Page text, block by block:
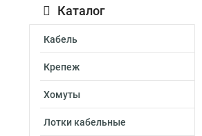
Каталог
Кабель
Крепеж
Хомуты
Лотки кабельные